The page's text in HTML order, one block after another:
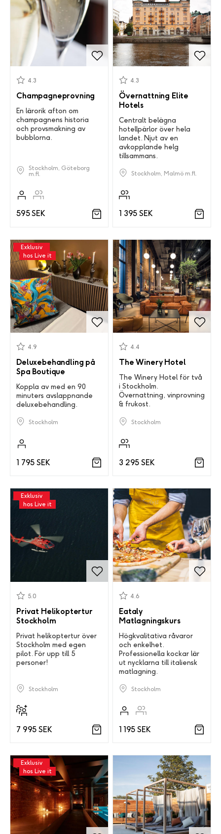
Champagneprovning
4.3
En lärorik afton om
champagnens historia
och provsmakning av
bubblorna.
Stockholm, Göteborg
m.fl.
595 SEK
Övernattning Elite
Hotels
4.3
Centralt belägna
hotellpärlor över hela
landet. Njut av en
avkopplande helg
tillsammans.
Stockholm, Malmö m.fl.
1 395 SEK
Exklusiv
hos Live it
Deluxebehandling på
Spa Boutique
4.9
Koppla av med en 90
minuters avslappnande
deluxebehandling.
Stockholm
1 795 SEK
The Winery Hotel
4.4
The Winery Hotel för två
i Stockholm.
Övernattning, vinprovning
& frukost.
Stockholm
3 295 SEK
Exklusiv
hos Live it
Privat Helikoptertur
Stockholm
5.0
Privat helikoptertur över
Stockholm med egen
pilot. För upp till 5
personer!
Stockholm
7 995 SEK
Eataly
Matlagningskurs
4.6
Högkvalitativa råvaror
och enkelhet.
Professionella kockar lär
ut nycklarna till italiensk
matlagning.
Stockholm
1 195 SEK
Exklusiv
hos Live it